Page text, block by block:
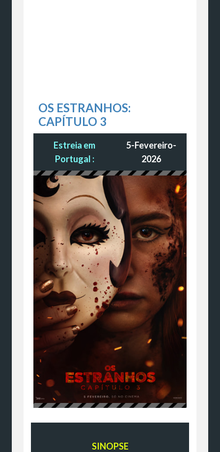
OS ESTRANHOS:
CAPÍTULO 3
Estreia em
Portugal :
5-Fevereiro-
2026
SINOPSE